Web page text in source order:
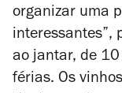
organizar uma
interessantes”,
ao jantar, de
férias. Os